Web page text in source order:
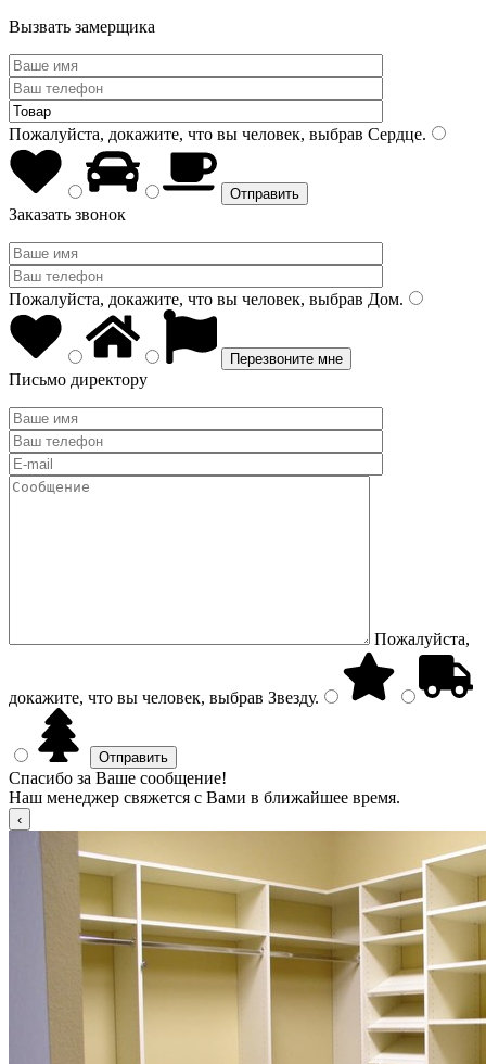
Вызвать замерщика
Пожалуйста, докажите, что вы человек, выбрав Сердце.
Заказать звонок
Пожалуйста, докажите, что вы человек, выбрав Дом.
Письмо директору
Пожалуйста,
докажите, что вы человек, выбрав Звезду.
Спасибо за Ваше сообщение!
Наш менеджер свяжется с Вами в ближайшее время.